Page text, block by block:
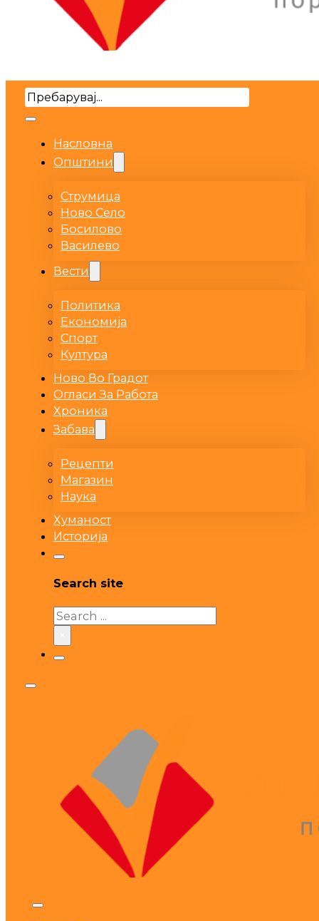
Search
Насловна
Општини
Струмица
Ново Село
Босилово
Василево
Вести
Политика
Економија
Спорт
Култура
Ново Во Градот
Огласи За Работа
Хроника
Забава
Рецепти
Магазин
Наука
Хуманост
Историја
Search site
Search